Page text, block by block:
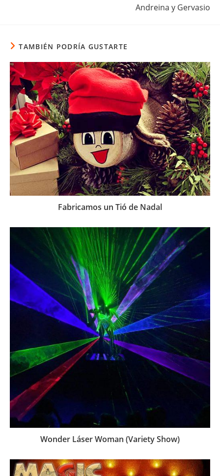
Andreina y Gervasio
TAMBIÉN PODRÍA GUSTARTE
Fabricamos un Tió de Nadal
Wonder Láser Woman (Variety Show)